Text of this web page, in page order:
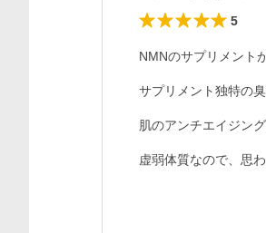
5
NMNのサプリメント
サプリメント独特の
肌のアンチエイジン
虚弱体質なので、思